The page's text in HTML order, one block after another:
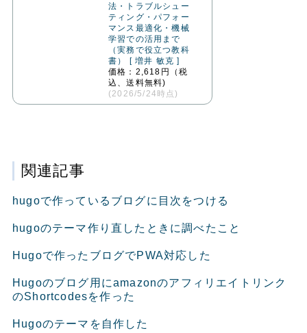
法・トラブルシュー
ティング・パフォー
マンス最適化・機械
学習での活用まで
（実務で役立つ教科
書） [ 増井 敏克 ]
価格：2,618円（税
込、送料無料)
(2026/5/24時点)
関連記事
hugoで作っているブログに目次をつける
hugoのテーマ作り直したときに調べたこと
Hugoで作ったブログでPWA対応した
Hugoのブログ用にamazonのアフィリエイトリンク
のShortcodesを作った
Hugoのテーマを自作した